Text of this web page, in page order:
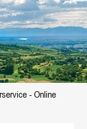
- Online